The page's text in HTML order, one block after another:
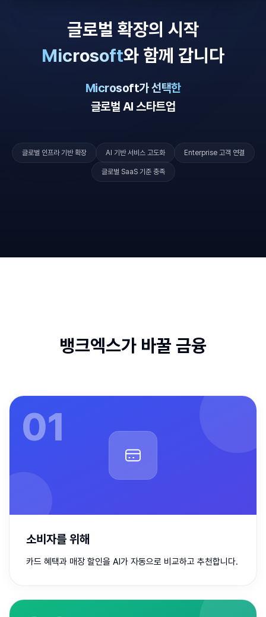
글로벌 확장의 시작
Microsoft와 함께 갑니다
Microsoft가 선택한
글로벌 AI 스타트업
글로벌 인프라 기반 확장 AI 기반 서비스 고도화 Enterprise 고객 연결
글로벌 SaaS 기준 충족
뱅크엑스가 바꿀 금융
01
소비자를 위해
카드 혜택과 매장 할인을 AI가 자동으로 비교하고 추천합니다.